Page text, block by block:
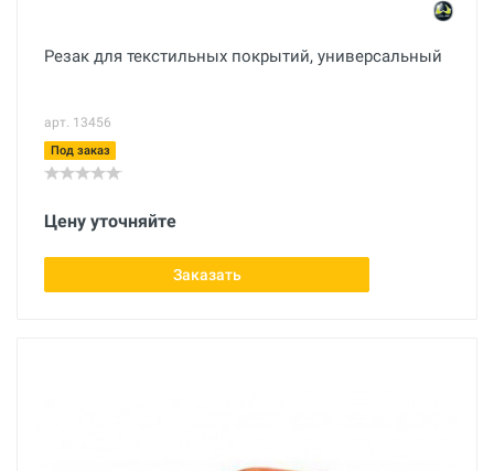
Резак для текстильных покрытий, универсальный
арт. 13456
Под заказ
Цену уточняйте
Заказать